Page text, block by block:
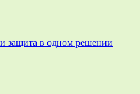
защита в одном решении